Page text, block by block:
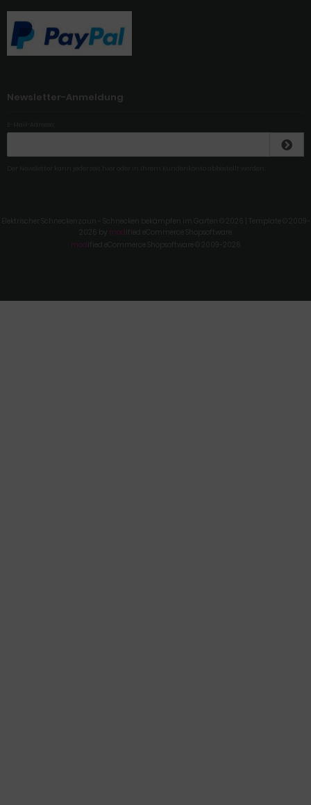
Newsletter-Anmeldung
Elektrischer Schneckenzaun - Schnecken bekämpfen im Garten © 2026 | Template © 2009-
mod ified eCommerce Shopsoftware
mod ified eCommerce Shopsoftware © 2009-2026